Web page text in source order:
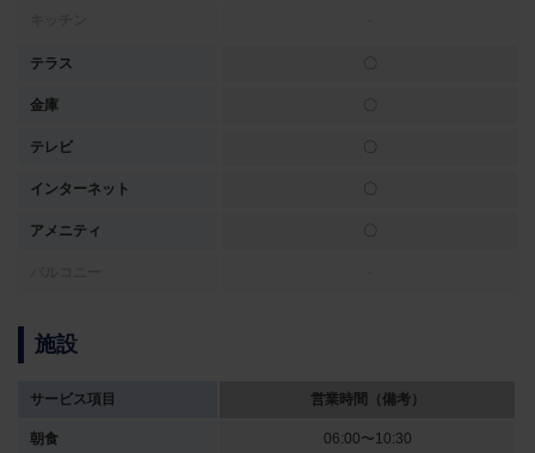
テラス
金庫
テレビ 〇
インターネット 〇
アメニティ 〇
施設
サービス項目 営業時間（備考）
朝食 06:00〜10:30